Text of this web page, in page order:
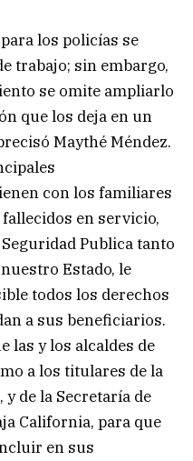
los policías se
trabajo; sin embargo,
se omite ampliarlo
que los deja en un
Maythé Méndez.
con los familiares
en servicio,
Publica tanto
Estado, le
todos los derechos
a sus beneficiarios.
las y los alcaldes de
a los titulares de la
y de la Secretaría de
California, para que
en sus